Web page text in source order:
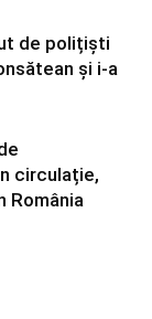
de polițiști
și i-a
circulație,
România